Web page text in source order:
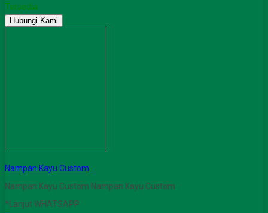
Tersedia
Hubungi Kami
Nampan Kayu Custom
Nampan Kayu Custom Nampan Kayu Custom
*Lanjut WHATSAPP